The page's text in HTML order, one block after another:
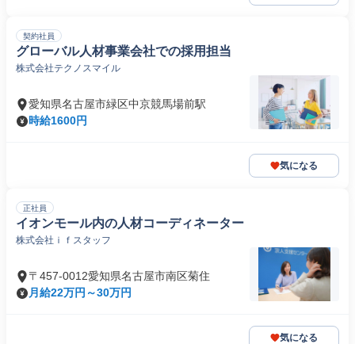
契約社員
グローバル人材事業会社での採用担当
株式会社テクノスマイル
愛知県名古屋市緑区中京競馬場前駅
時給1600円
気になる
正社員
イオンモール内の人材コーディネーター
株式会社ｉｆスタッフ
〒457-0012愛知県名古屋市南区菊住
月給22万円～30万円
気になる